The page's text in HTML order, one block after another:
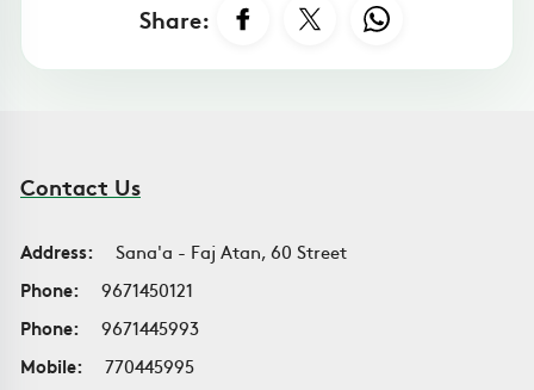
Share:
Contact Us
Address:
Sana'a - Faj Atan, 60 Street
Phone:
9671450121
Phone:
9671445993
Mobile:
770445995